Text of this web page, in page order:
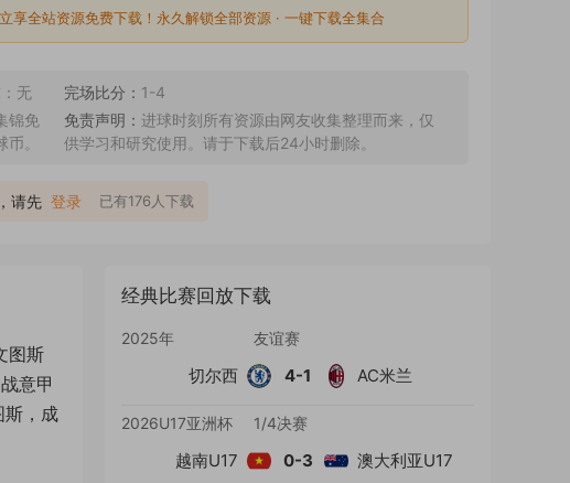
享全站资源免费下载！永久解锁全部资源 · 一键下载全集合
无 完场比分： 1-4
锦免
。
免责声明： 进球时刻所有资源由网友收集整理而来，仅
供学习和研究使用。请于下载后24小时删除。
请先 登录 已有176人下载
图斯
意甲
斯，成
经典比赛回放下载
2025年 友谊赛
切尔西 4-1 AC米兰
2026U17亚洲杯 1/4决赛
越南U17 0-3 澳大利亚U17